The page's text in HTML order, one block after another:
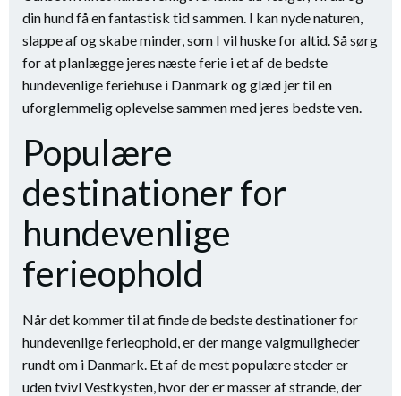
din hund få en fantastisk tid sammen. I kan nyde naturen,
slappe af og skabe minder, som I vil huske for altid. Så sørg
for at planlægge jeres næste ferie i et af de bedste
hundevenlige feriehuse i Danmark og glæd jer til en
uforglemmelig oplevelse sammen med jeres bedste ven.
Populære
destinationer for
hundevenlige
ferieophold
Når det kommer til at finde de bedste destinationer for
hundevenlige ferieophold, er der mange valgmuligheder
rundt om i Danmark. Et af de mest populære steder er
uden tvivl Vestkysten, hvor der er masser af strande, der